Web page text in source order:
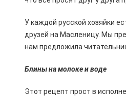
У каждой русской хозяйки
друзей на Масленицу. Мы
нам предложила
Блины на молоке и воде
Этот рецепт прост в